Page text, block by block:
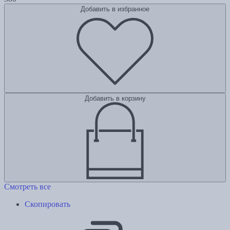
Добавить в избранное
Добавить в корзину
Смотреть все
Скопировать